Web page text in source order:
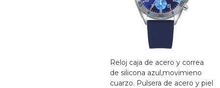
Reloj caja de acero y correa
de silicona azul,movimieno
cuarzo. Pulsera de acero y piel